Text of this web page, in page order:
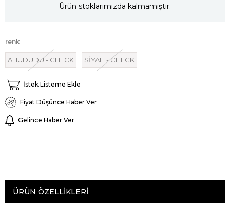
Ürün stoklarımızda kalmamıştır.
renk
AHUDUDU - CHECK SİYAH - CHECK
İstek Listeme Ekle
Fiyat Düşünce Haber Ver
Gelince Haber Ver
ÜRÜN ÖZELLIKLERI